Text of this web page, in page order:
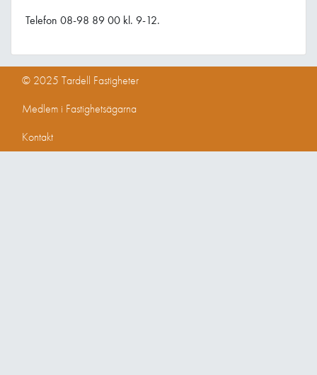
Telefon 08-98 89 00 kl. 9-12.
© 2025 Tardell Fastigheter
Medlem i Fastighetsägarna
Kontakt